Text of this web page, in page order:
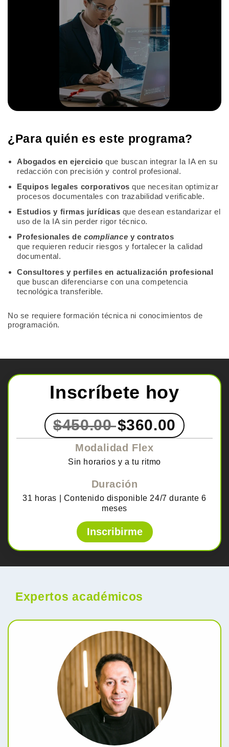
¿Para quién es este programa?
Abogados en ejercicioque buscan integrar la IA en su
redacción con precisión y control profesional.
Equipos legales corporativosque necesitan optimizar
procesos documentales con trazabilidad verificable.
Estudios y firmas jurídicas que desean estandarizar el
uso de la IA sin perder rigor técnico.
Profesionales decompliance y contratos
que requieren reducir riesgos y fortalecer la calidad
documental.
Consultores y perfiles en actualización profesional
que buscan diferenciarse con una competencia
tecnológica transferible.
No se requiere formación técnica ni conocimientos de
programación.
Inscríbete hoy
$450.00$360.00
Modalidad Flex
Sin horarios y a tu ritmo
Duración
31 horas | Contenido disponible 24/7 durante 6
meses
Inscribirme
Expertos académicos